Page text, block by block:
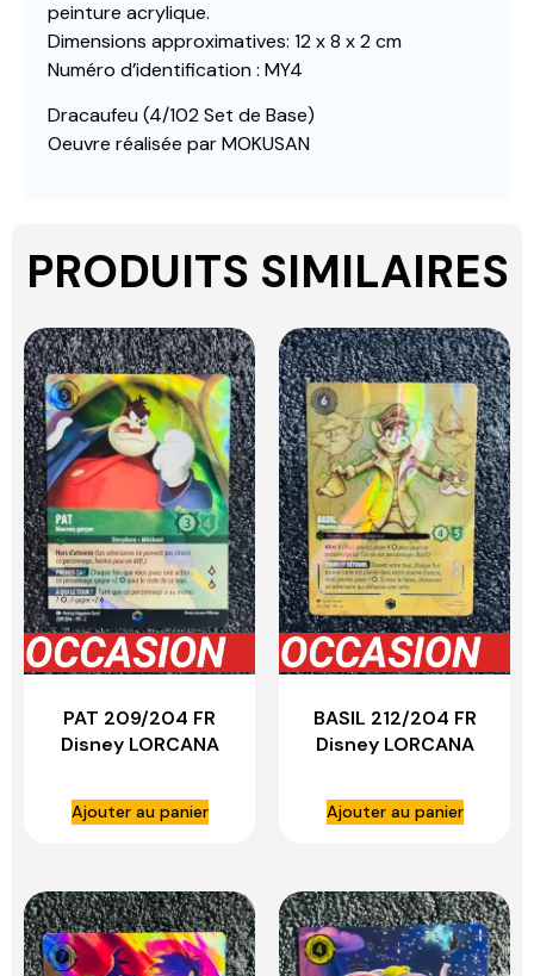
peinture acrylique.
Dimensions approximatives: 12 x 8 x 2 cm
Numéro d’identification : MY4
Dracaufeu (4/102 Set de Base)
Oeuvre réalisée par MOKUSAN
PRODUITS SIMILAIRES
PAT 209/204 FR
Disney LORCANA
Ajouter au panier
BASIL 212/204 FR
Disney LORCANA
Ajouter au panier